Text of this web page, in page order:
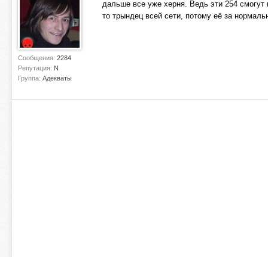
Сообщения: 2284
Репутация: N
Группа: Адекваты
дальше все уже херня. Ведь эти 254 смогут
то трындец всей сети, потому её за